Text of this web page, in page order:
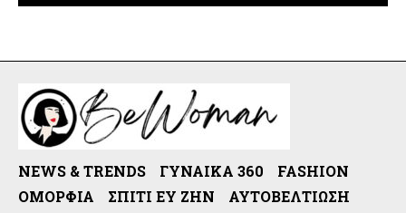
NEWS & TRENDS ΓΥΝΑΊΚΑ 360
FASHION
ΟΜΟΡΦΙΆ
ΣΠΊΤΙ ΕΥ ΖΗΝ ΑΥΤΟΒΕΛΤΊΩΣΗ